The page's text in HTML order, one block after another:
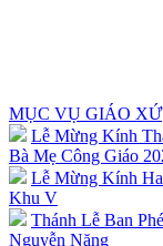
MỤC VỤ GIÁO XỨ
Lễ Mừng Kính
Bà Mẹ Công Giáo
Lễ Mừng Kính
Khu V
Thánh Lễ Ban
Nguyễn Năng